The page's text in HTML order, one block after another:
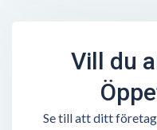
Vill du
Se till att ditt företag